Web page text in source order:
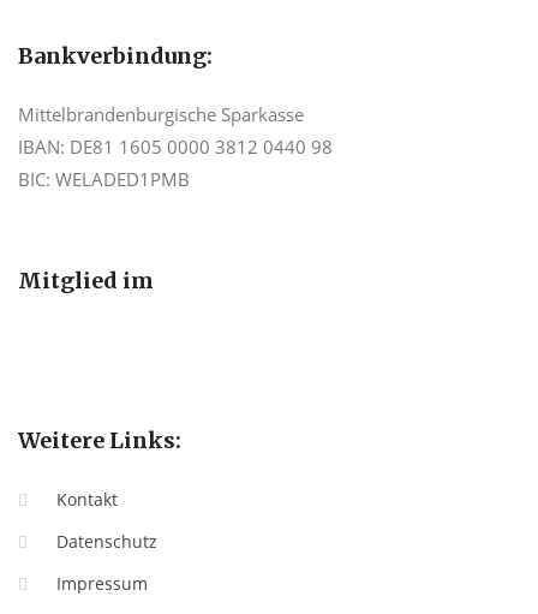
Bankverbindung:
Mittelbrandenburgische Sparkasse
IBAN: DE81 1605 0000 3812 0440 98
BIC: WELADED1PMB
Mitglied im
Weitere Links:
Kontakt
Datenschutz
Impressum